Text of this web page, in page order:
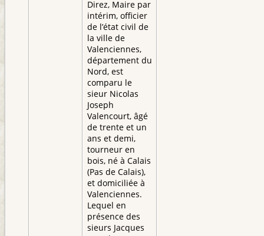
Direz, Maire par
intérim, officier
de l’état civil de
la ville de
Valenciennes,
département du
Nord, est
comparu le
sieur Nicolas
Joseph
Valencourt, âgé
de trente et un
ans et demi,
tourneur en
bois, né à Calais
(Pas de Calais),
et domiciliée à
Valenciennes.
Lequel en
présence des
sieurs Jacques